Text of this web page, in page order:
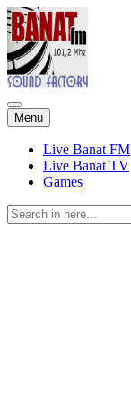
Menu Skip
to
content
Live Banat FM
Live Banat TV
Games
Search
for: